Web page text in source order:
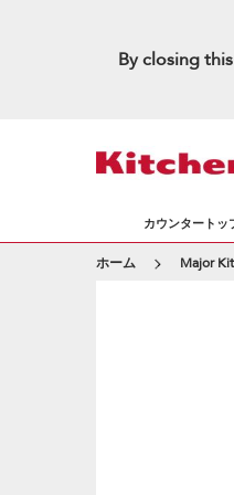
By closing
カウンタートッ
ホーム Major